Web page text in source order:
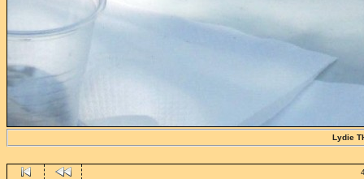
Lydie